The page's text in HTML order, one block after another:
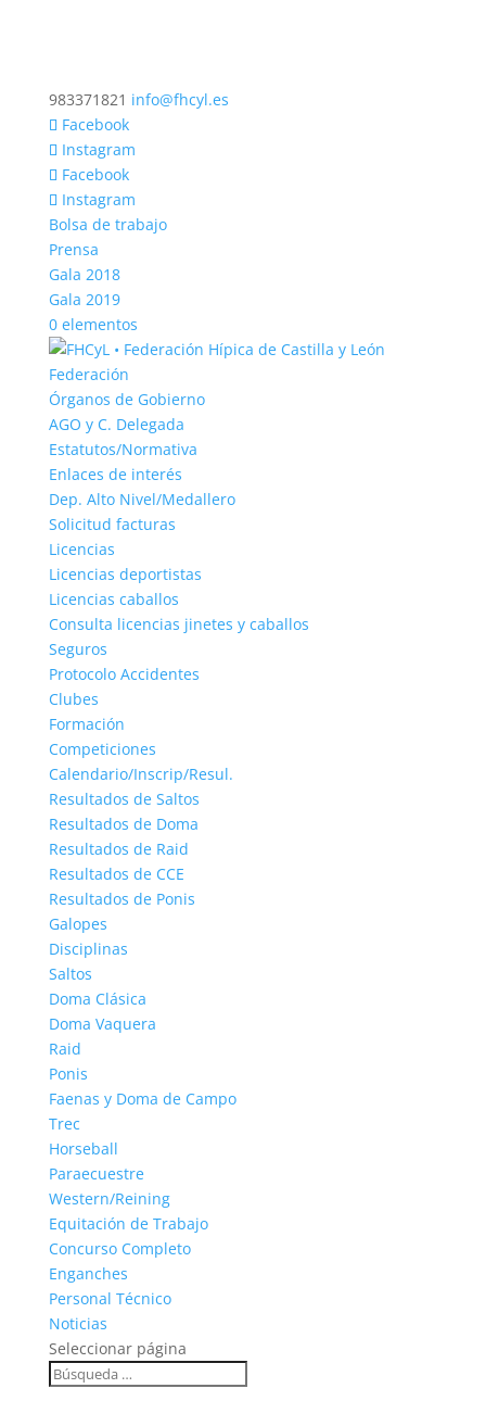
983371821 info@fhcyl.es
Facebook
Instagram
Facebook
Instagram
Bolsa de trabajo
Prensa
Gala 2018
Gala 2019
0 elementos
Federación
Órganos de Gobierno
AGO y C. Delegada
Estatutos/Normativa
Enlaces de interés
Dep. Alto Nivel/Medallero
Solicitud facturas
Licencias
Licencias deportistas
Licencias caballos
Consulta licencias jinetes y caballos
Seguros
Protocolo Accidentes
Clubes
Formación
Competiciones
Calendario/Inscrip/Resul.
Resultados de Saltos
Resultados de Doma
Resultados de Raid
Resultados de CCE
Resultados de Ponis
Galopes
Disciplinas
Saltos
Doma Clásica
Doma Vaquera
Raid
Ponis
Faenas y Doma de Campo
Trec
Horseball
Paraecuestre
Western/Reining
Equitación de Trabajo
Concurso Completo
Enganches
Personal Técnico
Noticias
Seleccionar página